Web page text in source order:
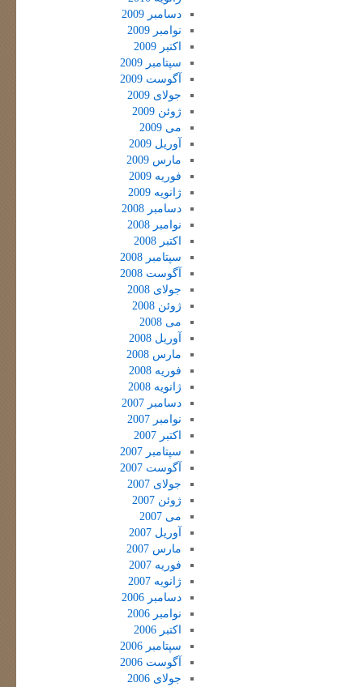
دسامبر 2009
نوامبر 2009
اکتبر 2009
سپتامبر 2009
آگوست 2009
جولای 2009
ژوئن 2009
می 2009
آوریل 2009
مارس 2009
فوریه 2009
ژانویه 2009
دسامبر 2008
نوامبر 2008
اکتبر 2008
سپتامبر 2008
آگوست 2008
جولای 2008
ژوئن 2008
می 2008
آوریل 2008
مارس 2008
فوریه 2008
ژانویه 2008
دسامبر 2007
نوامبر 2007
اکتبر 2007
سپتامبر 2007
آگوست 2007
جولای 2007
ژوئن 2007
می 2007
آوریل 2007
مارس 2007
فوریه 2007
ژانویه 2007
دسامبر 2006
نوامبر 2006
اکتبر 2006
سپتامبر 2006
آگوست 2006
جولای 2006